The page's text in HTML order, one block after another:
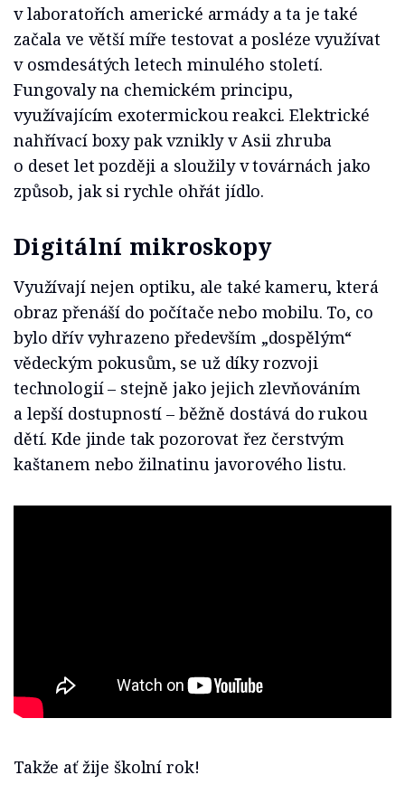
v laboratořích americké armády a ta je také
začala ve větší míře testovat a posléze využívat
v osmdesátých letech minulého století.
Fungovaly na chemickém principu,
využívajícím exotermickou reakci. Elektrické
nahřívací boxy pak vznikly v Asii zhruba
o deset let později a sloužily v továrnách jako
způsob, jak si rychle ohřát jídlo.
Digitální mikroskopy
Využívají nejen optiku, ale také kameru, která
obraz přenáší do počítače nebo mobilu. To, co
bylo dřív vyhrazeno především „dospělým“
vědeckým pokusům, se už díky rozvoji
technologií – stejně jako jejich zlevňováním
a lepší dostupností – běžně dostává do rukou
dětí. Kde jinde tak pozorovat řez čerstvým
kaštanem nebo žilnatinu javorového listu.
Takže ať žije školní rok!